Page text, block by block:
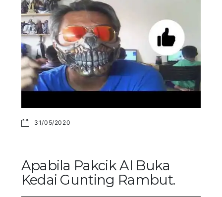
31/05/2020
Apabila Pakcik AI Buka
Kedai Gunting Rambut.